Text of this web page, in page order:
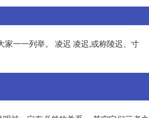
一一列举。 凌迟 凌迟,或称陵迟、寸